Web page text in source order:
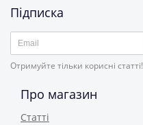
Підписка
Отримуйте тільки корисні статті!
Про магазин
Статті